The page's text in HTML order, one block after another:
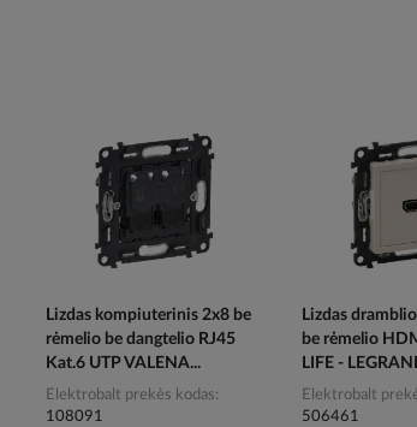
Lizdas kompiuterinis 2x8 be
rėmelio be dangtelio RJ45
Kat.6 UTP VALENA...
Elektrobalt prekės kodas
108091
Lizdas
be rėmelio
LIFE -
Elektrobalt
506461